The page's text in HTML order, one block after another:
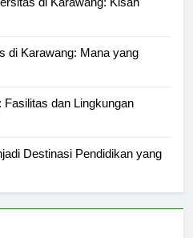
di Karawang: Kisah
di Karawang: Mana yang
dan Lingkungan
Destinasi Pendidikan yang